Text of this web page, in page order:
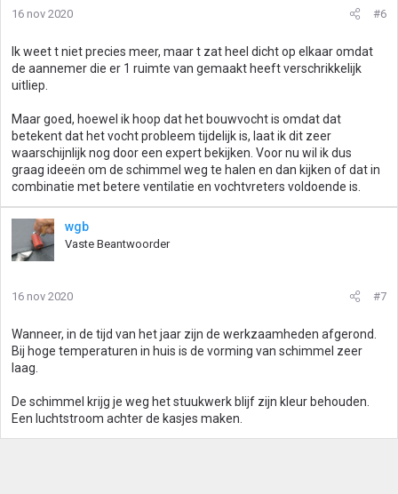
16 nov 2020 #6
Ik weet t niet precies meer, maar t zat heel dicht op elkaar omdat
de aannemer die er 1 ruimte van gemaakt heeft verschrikkelijk
uitliep.
Maar goed, hoewel ik hoop dat het bouwvocht is omdat dat
betekent dat het vocht probleem tijdelijk is, laat ik dit zeer
waarschijnlijk nog door een expert bekijken. Voor nu wil ik dus
graag ideeën om de schimmel weg te halen en dan kijken of dat in
combinatie met betere ventilatie en vochtvreters voldoende is.
wgb
Vaste Beantwoorder
16 nov 2020 #7
Wanneer, in de tijd van het jaar zijn de werkzaamheden afgerond.
Bij hoge temperaturen in huis is de vorming van schimmel zeer
laag.
De schimmel krijg je weg het stuukwerk blijf zijn kleur behouden.
Een luchtstroom achter de kasjes maken.